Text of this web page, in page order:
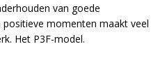
van goede
momenten maakt veel
Het P3F-model.